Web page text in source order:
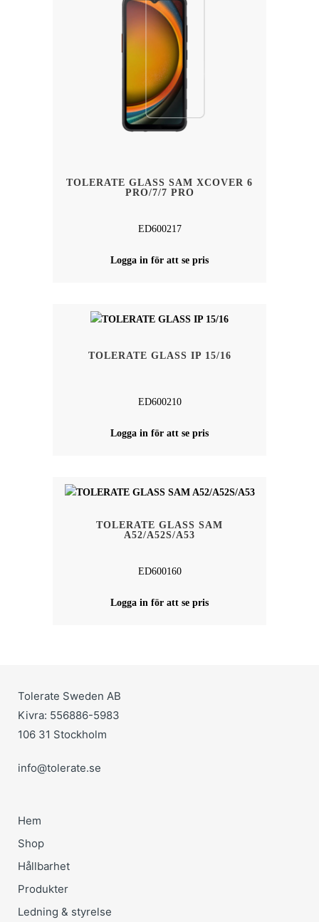
TOLERATE GLASS SAM XCOVER 6
PRO/7/7 PRO
ED600217
Logga in för att se pris
TOLERATE GLASS IP 15/16
ED600210
Logga in för att se pris
TOLERATE GLASS SAM
A52/A52S/A53
ED600160
Logga in för att se pris
Tolerate Sweden AB
Kivra: 556886-5983
106 31 Stockholm
info@tolerate.se
Hem
Shop
Hållbarhet
Produkter
Ledning & styrelse